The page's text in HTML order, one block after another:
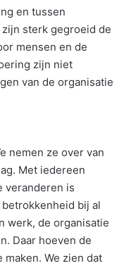
en tussen
sterk gegroeid de
mensen en de
zijn niet
van de organisatie
nemen ze over van
Met iedereen
veranderen is
bij al
werk, de organisatie
Daar hoeven de
We zien dat